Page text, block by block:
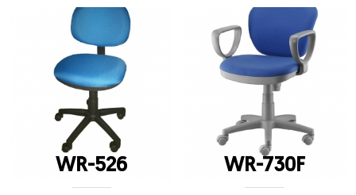
WR-526 WR-730F